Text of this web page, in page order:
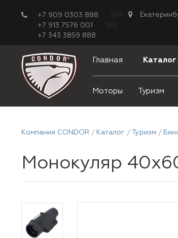
+7 909 0303 888
WA
+7 913 7576 001
WA
+7 343 3859 888
Главная Каталог
Моторы Туризм
Компания CONDOR Каталог Туризм
Монокуляр